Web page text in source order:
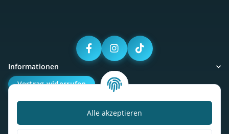
Alle akzeptieren
Informationen
Vertrag widerrufen
Kalorienbedarfsrechner